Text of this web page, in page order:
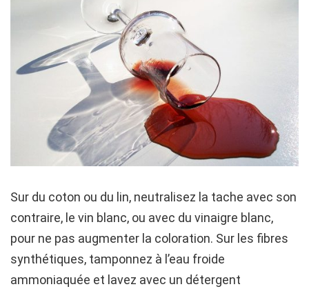
Sur du coton ou du lin, neutralisez la tache avec son
contraire, le vin blanc, ou avec du vinaigre blanc,
pour ne pas augmenter la coloration. Sur les fibres
synthétiques, tamponnez à l’eau froide
ammoniaquée et lavez avec un détergent